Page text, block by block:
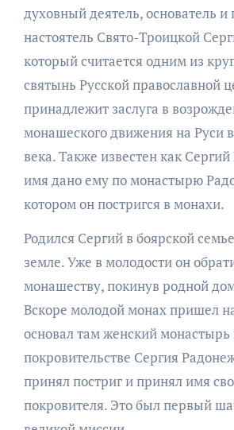
духовный деятель, основатель
настоятель Свято-Троицкой
который считается одним из
святынь Русской православной
принадлежит заслуга в
монашеского движения на Руси
века. Также известен как
имя дано ему по монастырю
котором он постригся в монахи.
Родился Сергий в боярской
земле. Уже в молодости он
монашеству, покинув родной
Вскоре молодой монах пришел
основал там женский монастырь
покровительстве Сергия
принял постриг и принял имя
покровителя. Это был первый